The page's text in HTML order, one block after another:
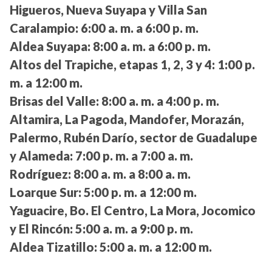
Higueros, Nueva Suyapa y Villa San
Caralampio: 6:00 a. m. a 6:00 p. m.
Aldea Suyapa: 8:00 a. m. a 6:00 p. m.
Altos del Trapiche, etapas 1, 2, 3 y 4: 1:00 p.
m. a 12:00 m.
Brisas del Valle: 8:00 a. m. a 4:00 p. m.
Altamira, La Pagoda, Mandofer, Morazán,
Palermo, Rubén Darío, sector de Guadalupe
y Alameda: 7:00 p. m. a 7:00 a. m.
Rodríguez: 8:00 a. m. a 8:00 a. m.
Loarque Sur: 5:00 p. m. a 12:00 m.
Yaguacire, Bo. El Centro, La Mora, Jocomico
y El Rincón: 5:00 a. m. a 9:00 p. m.
Aldea Tizatillo: 5:00 a. m. a 12:00 m.